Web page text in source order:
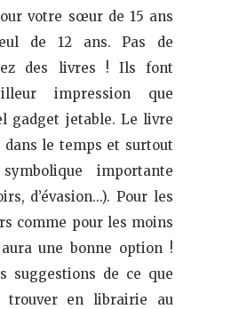
votre sœur de 15 ans
de 12 ans. Pas de
des livres ! Ils font
impression que
gadget jetable. Le livre
dans le temps et surtout
importante
d’évasion…). Pour les
comme pour les moins
une bonne option !
suggestions de ce que
trouver en librairie au